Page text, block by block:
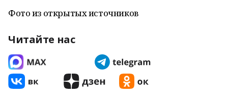
Фото из открытых источников
Читайте нас